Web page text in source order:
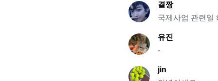
결짱
국제사업 관련일
유진
-
jin